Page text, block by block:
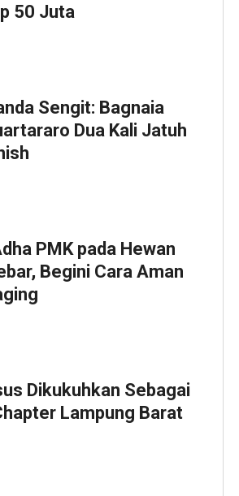
50 Juta
Sengit: Bagnaia
Dua Kali Jatuh
PMK pada Hewan
Begini Cara Aman
Dikukuhkan Sebagai
Lampung Barat